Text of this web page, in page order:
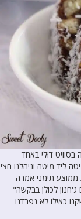
בסוויט דוּלי באחד
ליד מיטה וניהלנו חצי
ממוצע תימני אמרה
לכולן בבקשה"
כאילו לא נפרדנו